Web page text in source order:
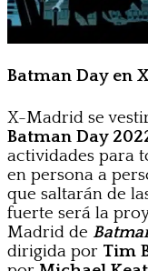
Batman Day en
X-Madrid se
Batman Day
actividades para
en persona a
que saltarán de
fuerte será la
Madrid de
dirigida por Tim